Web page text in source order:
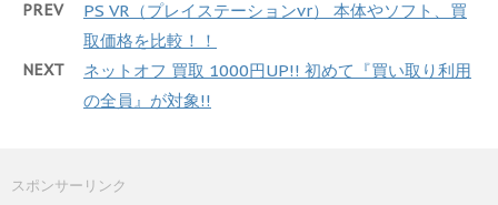
PREV
PS VR（プレイステーションvr） 本体やソフト、買
取価格を比較！！
NEXT
ネットオフ 買取 1000円UP!! 初めて『買い取り利用
の全員』が対象!!
スポンサーリンク